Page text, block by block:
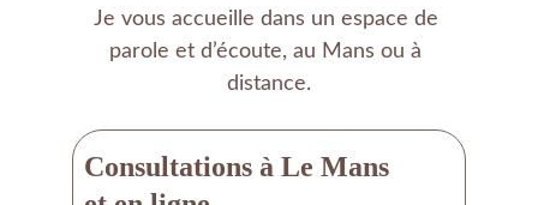
Je vous accueille dans un espace de
parole et d’écoute, au Mans ou à
distance.
Consultations à Le Mans